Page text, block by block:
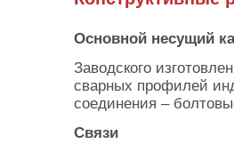
Основной несущий
Заводского
сварных профилей
соединения –
Связи